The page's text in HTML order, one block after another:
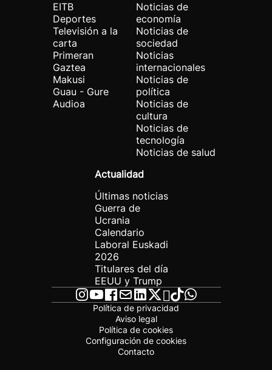
EITB
Deportes
Televisión a la
carta
Primeran
Gaztea
Makusi
Guau - Gure
Audioa
Noticias de
economía
Noticias de
sociedad
Noticias
internacionales
Noticias de
política
Noticias de
cultura
Noticias de
tecnología
Noticias de salud
Actualidad
Últimas noticias
Guerra de
Ucrania
Calendario
Laboral Euskadi
2026
Titulares del día
EEUU y Trump
Política de privacidad
Aviso legal
Política de cookies
Configuración de cookies
Contacto